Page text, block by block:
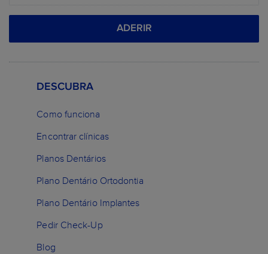
ADERIR
DESCUBRA
Como funciona
Encontrar clínicas
Planos Dentários
Plano Dentário Ortodontia
Plano Dentário Implantes
Pedir Check-Up
Blog